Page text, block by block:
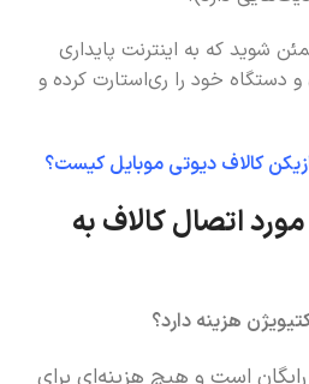
شوید که به اینترنت پایداری
دستگاه خود را ری‌استارت کرده و
کالاف دیوتی موبایل کیست؟
اتصال کالاف به
رایگان است و هیچ هزینه‌ای برای